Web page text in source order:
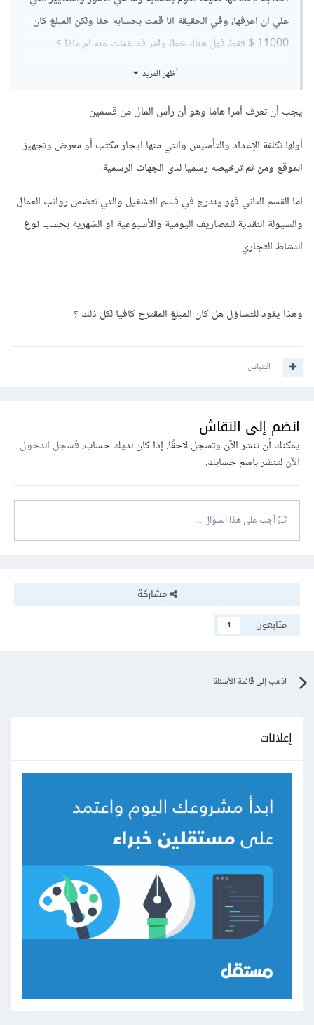
علي ان اعرفها، وفي الحقيقة انا قمت بحسابه حقا ولكن المبلغ كان
11000 $ فقط فهل هناك خطا وامر قد غفلت عنه ام ماذا ؟
أظهر المزيد
يجب أن تعرف أمرا هاما وهو أن رأس المال من قسمين
أولها تكلفة الإعداد والتأسيس والتي منها ايجار مكتب أو معرض وتجهيز
الموقع ومن ثم ترخيصه رسميا لدى الجهات الرسمية
اما القسم الثاني فهو يندرج في قسم التشغيل والتي تتضمن رواتب العمال
والسيولة النقدية للمصاريف اليومية والأسبوعية او الشهرية بحسب نوع
النشاط التجاري
وهذا يقود للتساؤل هل كان المبلغ المقترح كافيا لكل ذلك ؟
اقتباس
انضم إلى النقاش
يمكنك أن تنشر الآن وتسجل لاحقًا. إذا كان لديك حساب،فسجل الدخول
الآنلتنشر باسم حسابك.
أجب على هذا السؤال...
مشاركة
متابعون
1
اذهب إلى قائمة الأسئلة
إعلانات